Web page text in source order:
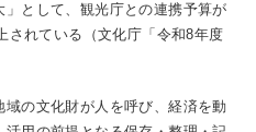
として、観光庁との連携予算が
されている（文化庁「令和8年度
の文化財が人を呼び、経済を動